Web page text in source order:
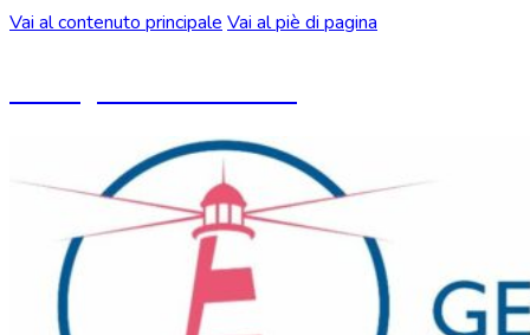
Vai al contenuto principale Vai al piè di pagina